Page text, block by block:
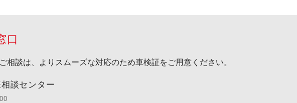
口
相談は、よりスムーズな対応のため車検証をご用意ください。
談センター